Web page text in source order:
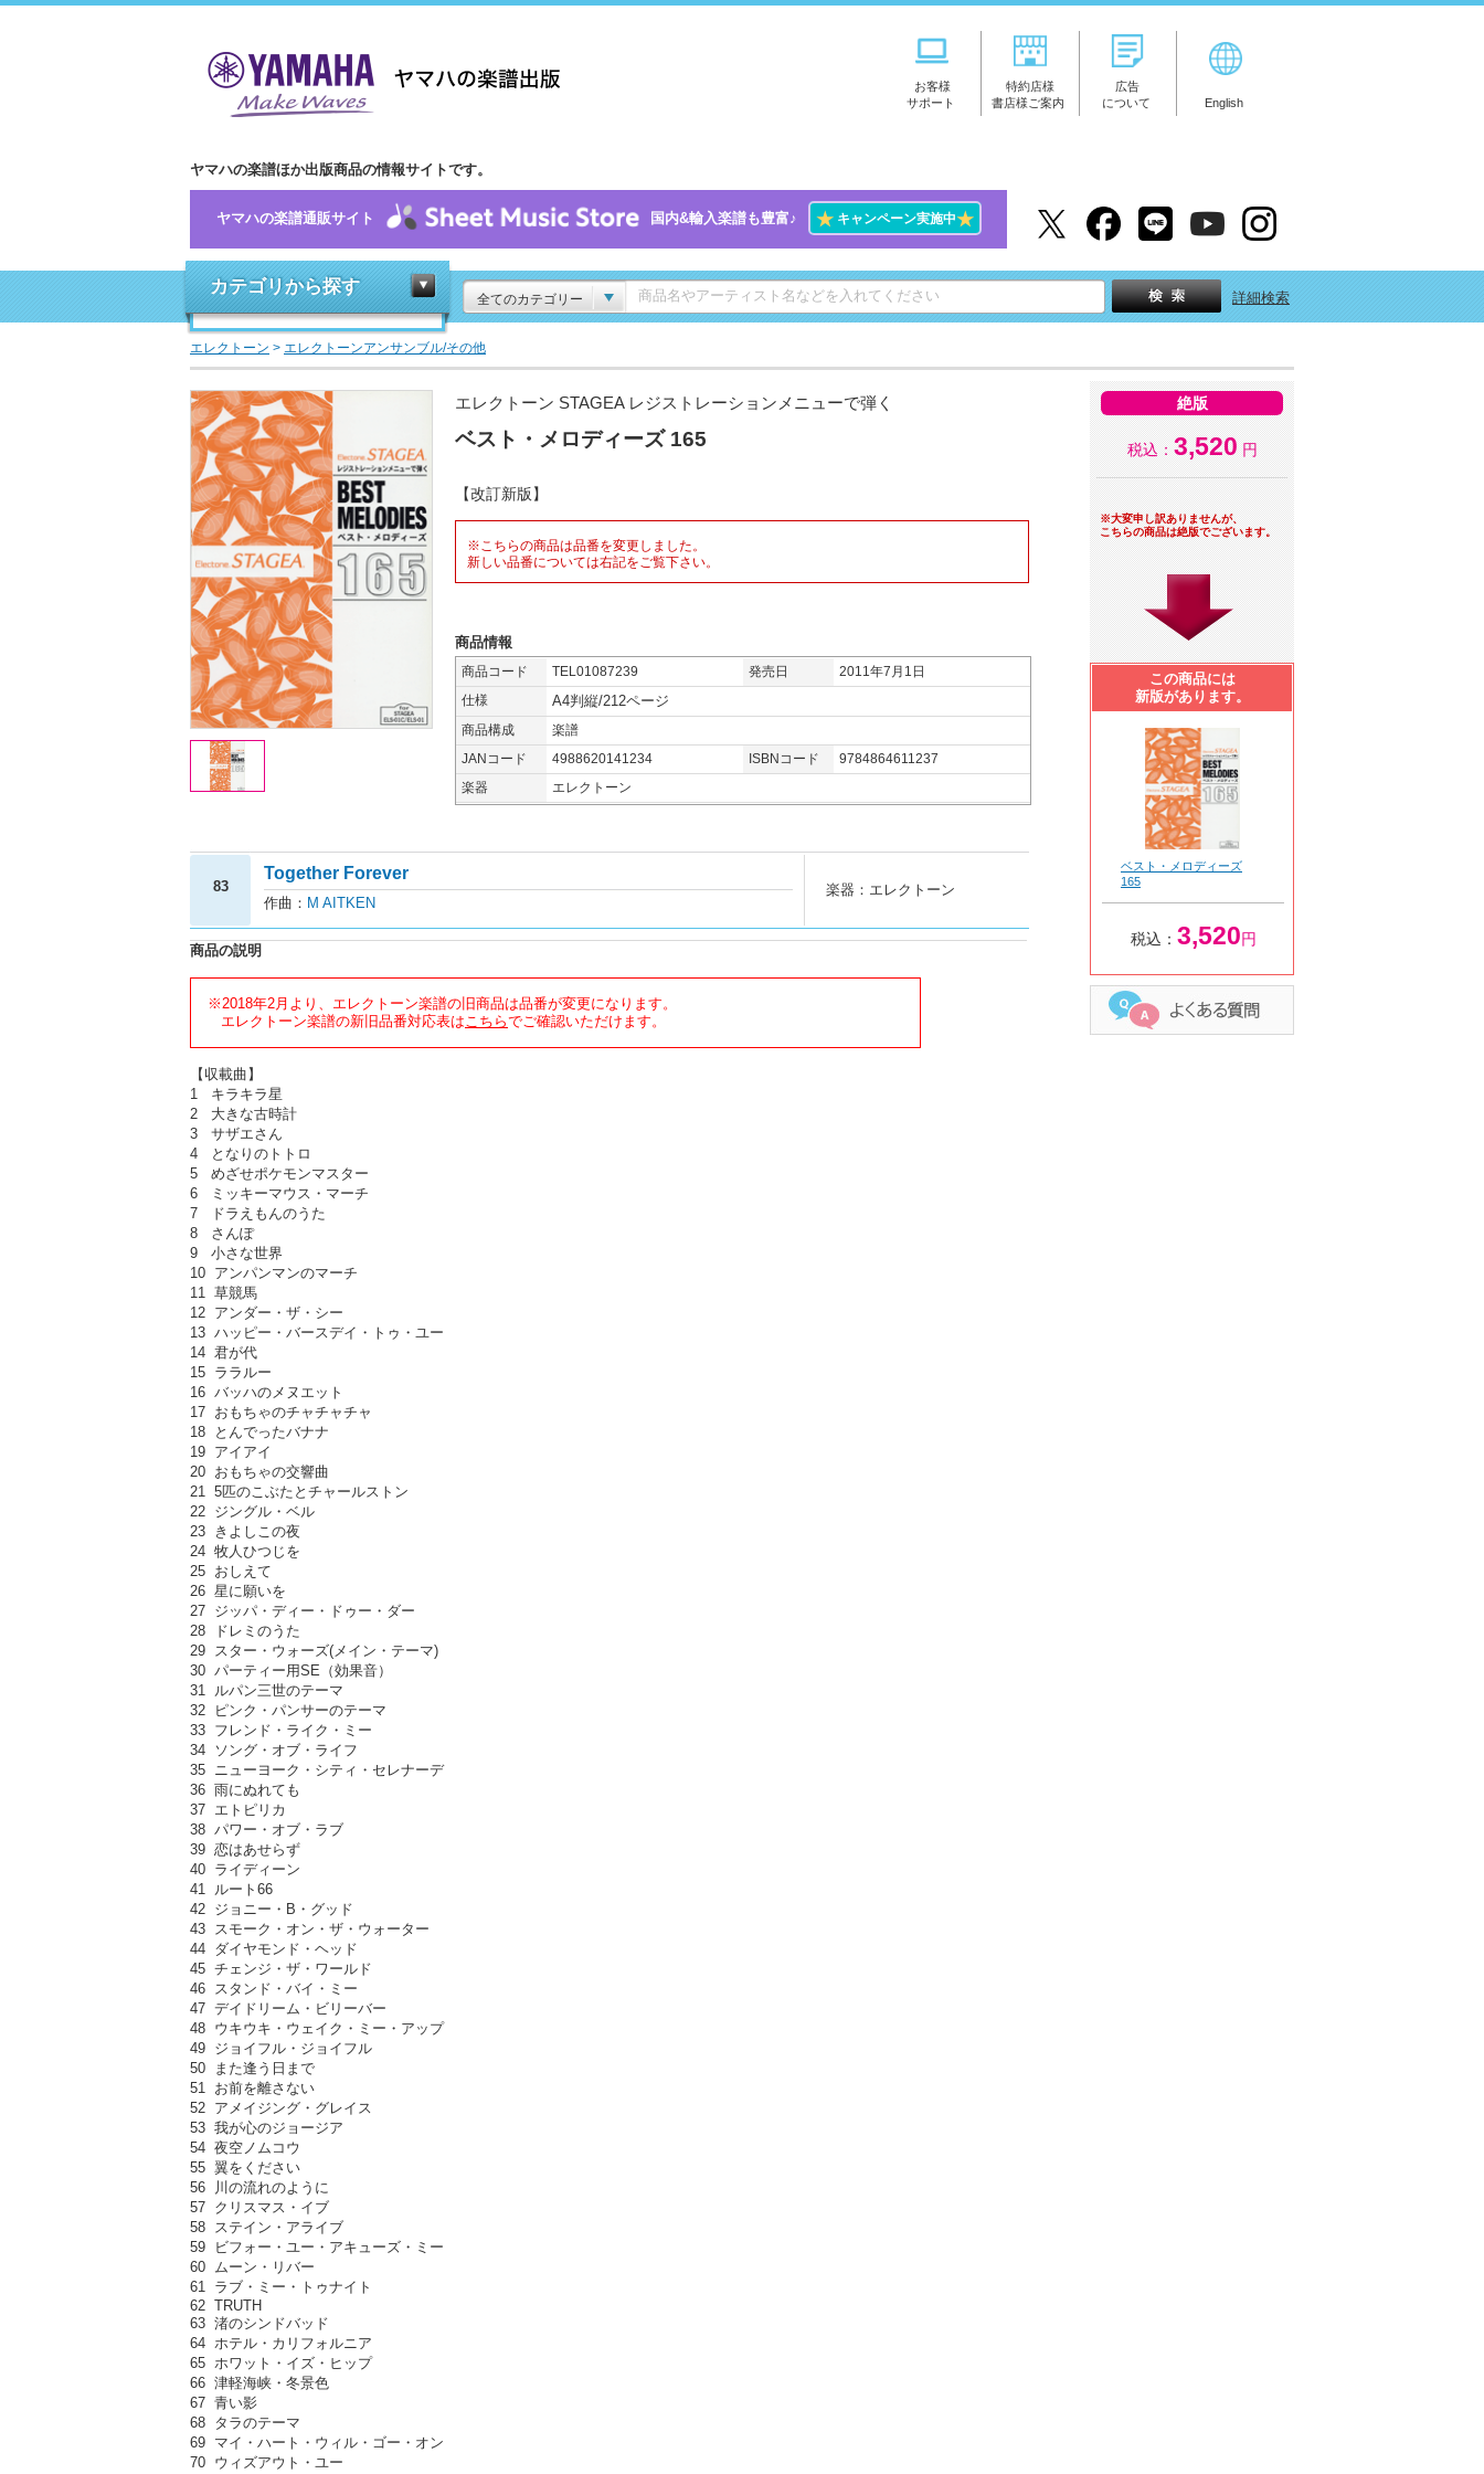
お客様
サポート
特約店様
書店様ご案内
広告
について
English
ヤマハの楽譜ほか出版商品の情報サイトです。
ヤマハの楽譜通販サイト 国内&輸入楽譜も豊富♪ ★キャンペーン実施中★
カテゴリから探す
全てのカテゴリー 詳細検索
エレクトーン > エレクトーンアンサンブル/その他
エレクトーン STAGEA レジストレーションメニューで弾く
ベスト・メロディーズ 165
【改訂新版】
※こちらの商品は品番を変更しました。
新しい品番については右記をご覧下さい。
商品情報
商品コード TEL01087239 発売日
2011年7月1日
仕様
A4判縦/212ページ
商品構成
楽譜
JANコード
4988620141234 ISBNコード
9784864611237
楽器
エレクトーン
83
Together Forever
作曲： M AITKEN
楽器：エレクトーン
商品の説明
※2018年2月より、エレクトーン楽譜の旧商品は品番が変更になります。
エレクトーン楽譜の新旧品番対応表は こちらでご確認いただけます。
【収載曲】
1 キラキラ星
2 大きな古時計
3 サザエさん
4 となりのトトロ
5 めざせポケモンマスター
6 ミッキーマウス・マーチ
7 ドラえもんのうた
8 さんぽ
9 小さな世界
10 アンパンマンのマーチ
11 草競馬
12 アンダー・ザ・シー
13 ハッピー・バースデイ・トゥ・ユー
14 君が代
15 ララルー
16 バッハのメヌエット
17 おもちゃのチャチャチャ
18 とんでったバナナ
19 アイアイ
20 おもちゃの交響曲
21 5匹のこぶたとチャールストン
22 ジングル・ベル
23 きよしこの夜
24 牧人ひつじを
25 おしえて
26 星に願いを
27 ジッパ・ディー・ドゥー・ダー
28 ドレミのうた
29 スター・ウォーズ(メイン・テーマ)
30 パーティー用SE（効果音）
31 ルパン三世のテーマ
32 ピンク・パンサーのテーマ
33 フレンド・ライク・ミー
34 ソング・オブ・ライフ
35 ニューヨーク・シティ・セレナーデ
36 雨にぬれても
37 エトピリカ
38 パワー・オブ・ラブ
39 恋はあせらず
40 ライディーン
41 ルート66
42 ジョニー・B・グッド
43 スモーク・オン・ザ・ウォーター
44 ダイヤモンド・ヘッド
45 チェンジ・ザ・ワールド
46 スタンド・バイ・ミー
47 デイドリーム・ビリーバー
48 ウキウキ・ウェイク・ミー・アップ
49 ジョイフル・ジョイフル
50 また逢う日まで
51 お前を離さない
52 アメイジング・グレイス
53 我が心のジョージア
54 夜空ノムコウ
55 翼をください
56 川の流れのように
57 クリスマス・イブ
58 ステイン・アライブ
59 ビフォー・ユー・アキューズ・ミー
60 ムーン・リバー
61 ラブ・ミー・トゥナイト
62 TRUTH
63 渚のシンドバッド
64 ホテル・カリフォルニア
65 ホワット・イズ・ヒップ
66 津軽海峡・冬景色
67 青い影
68 タラのテーマ
69 マイ・ハート・ウィル・ゴー・オン
70 ウィズアウト・ユー
絶版
税込： 3,520 円
※大変申し訳ありませんが、
こちらの商品は絶版でございます。
この商品には
新版があります。
ベスト・メロディーズ
165
税込： 3,520円